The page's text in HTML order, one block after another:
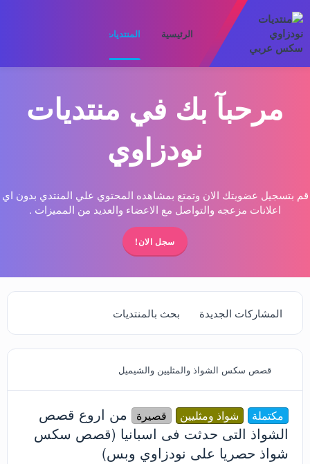
الرئيسية المنتديات
مرحبآ بك في منتديات
نودزاوي
قم بتسجيل عضويتك الان وتمتع بمشاهده المحتوي علي المنتدي بدون اي
اعلانات مزعجه والتواصل مع الاعضاء والعديد من المميزات .
سجل الان!
المشاركات الجديدة بحث بالمنتديات
قصص سكس الشواذ والمثليين والشيميل
مكتملة شواذ ومثليين قصيرة
من اروع قصص
الشواذ التى حدثت فى اسبانيا (قصص سكس
شواذ حصريا على نودزاوي وبس)